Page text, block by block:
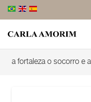
a fortaleza o socorro e